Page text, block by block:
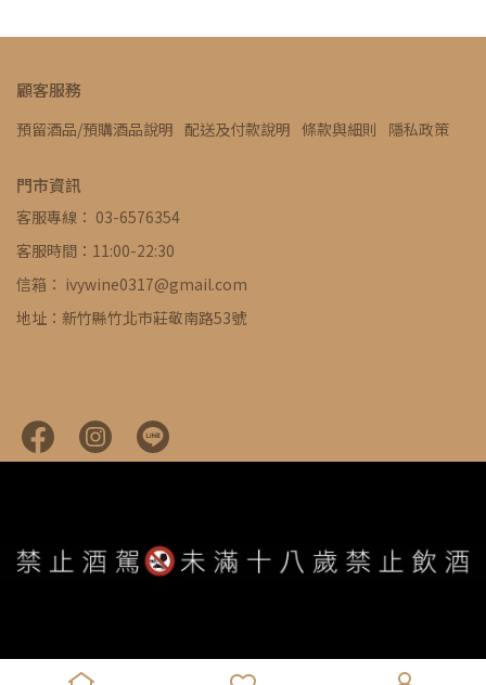
顧客服務
預留酒品/預購酒品說明 配送及付款說明 條款與細則 隱私政策
門市資訊
客服專線： 03-6576354
客服時間：11:00-22:30
信箱： ivywine0317@gmail.com
地址：新竹縣竹北市莊敬南路53號
WE ARE ALWAYS AVAILABLE TO SERVE YOU ©